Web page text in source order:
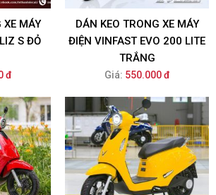
XE MÁY
S ĐỎ
đ
DÁN KEO TRONG XE MÁY
ĐIỆN VINFAST EVO 200 LITE
TRẮNG
Giá: 550.000 đ